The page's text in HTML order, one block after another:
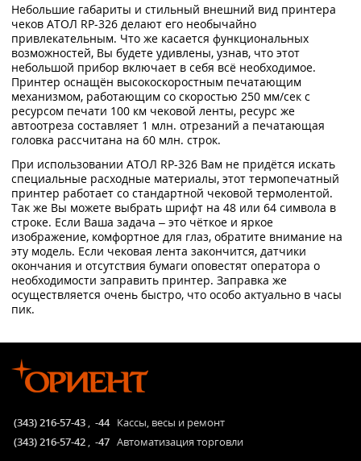
Небольшие габариты и стильный внешний вид принтера
чеков АТОЛ RP-326 делают его необычайно
привлекательным. Что же касается функциональных
возможностей, Вы будете удивлены, узнав, что этот
небольшой прибор включает в себя всё необходимое.
Принтер оснащён высокоскоростным печатающим
механизмом, работающим со скоростью 250 мм/сек с
ресурсом печати 100 км чековой ленты, ресурс же
автоотреза составляет 1 млн. отрезаний а печатающая
головка рассчитана на 60 млн. строк.
При использовании АТОЛ RP-326 Вам не придётся искать
специальные расходные материалы, этот термопечатный
принтер работает со стандартной чековой термолентой.
Так же Вы можете выбрать шрифт на 48 или 64 символа в
строке. Если Ваша задача – это чёткое и яркое
изображение, комфортное для глаз, обратите внимание на
эту модель. Если чековая лента закончится, датчики
окончания и отсутствия бумаги оповестят оператора о
необходимости заправить принтер. Заправка же
осуществляется очень быстро, что особо актуально в часы
пик.
(343) 216-57-43 , -44 Кассы, весы и ремонт
(343) 216-57-42 , -47 Автоматизация торговли